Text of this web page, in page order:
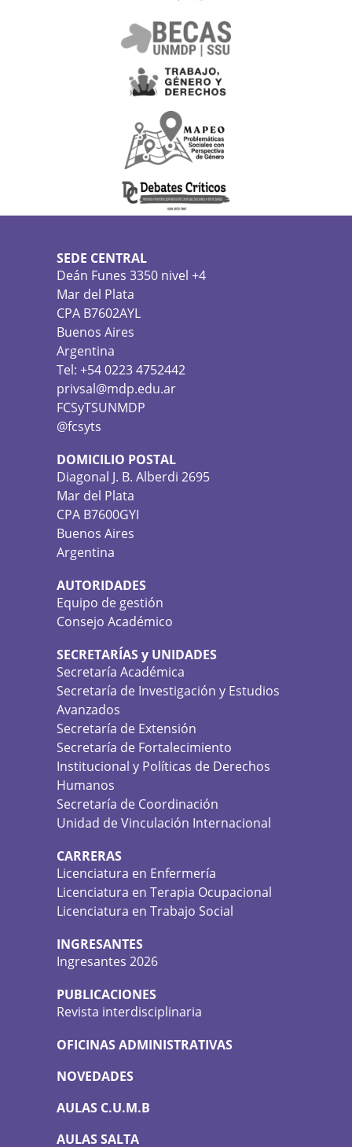
SEDE CENTRAL
Deán Funes 3350 nivel +4
Mar del Plata
CPA B7602AYL
Buenos Aires
Argentina
Tel: +54 0223 4752442
privsal@mdp.edu.ar
FCSyTSUNMDP
@fcsyts
DOMICILIO POSTAL
Diagonal J. B. Alberdi 2695
Mar del Plata
CPA B7600GYI
Buenos Aires
Argentina
AUTORIDADES
Equipo de gestión
Consejo Académico
SECRETARÍAS y UNIDADES
Secretaría Académica
Secretaría de Investigación y Estudios
Avanzados
Secretaría de Extensión
Secretaría de Fortalecimiento
Institucional y Políticas de Derechos
Humanos
Secretaría de Coordinación
Unidad de Vinculación Internacional
CARRERAS
Licenciatura en Enfermería
Licenciatura en Terapia Ocupacional
Licenciatura en Trabajo Social
INGRESANTES
Ingresantes 2026
PUBLICACIONES
Revista interdisciplinaria
OFICINAS ADMINISTRATIVAS
NOVEDADES
AULAS C.U.M.B
AULAS SALTA